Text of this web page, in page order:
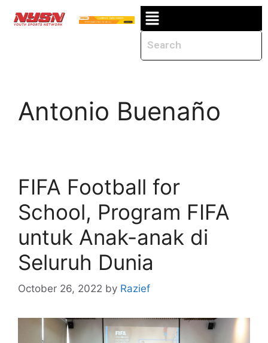
Antonio Buenaño
FIFA Football for
School, Program FIFA
untuk Anak-anak di
Seluruh Dunia
October 26, 2022 by Razief